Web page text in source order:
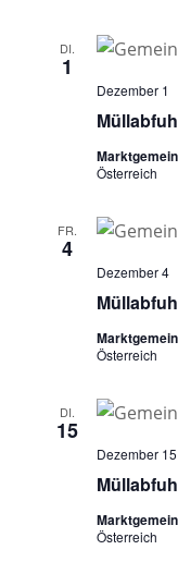
DI.
1
Dezember 1
Österreich
FR.
4
Dezember 4
Österreich
DI.
15
Dezember 15
Österreich